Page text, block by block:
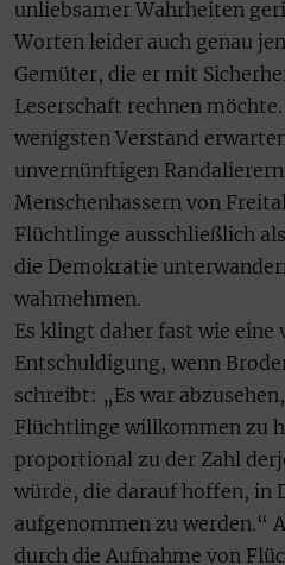
unliebsamer Wahrheiten
Worten leider auch genau
Gemüter, die er mit
Leserschaft rechnen
wenigsten Verstand
unvernünftigen
Menschenhassern von
Flüchtlinge ausschließlich
die Demokratie
wahrnehmen.
Es klingt daher fast wie eine
Entschuldigung, wenn
schreibt: „Es war
Flüchtlinge willkommen zu
proportional zu der Zahl
würde, die darauf hoffen, in
aufgenommen zu werden.“
durch die Aufnahme von